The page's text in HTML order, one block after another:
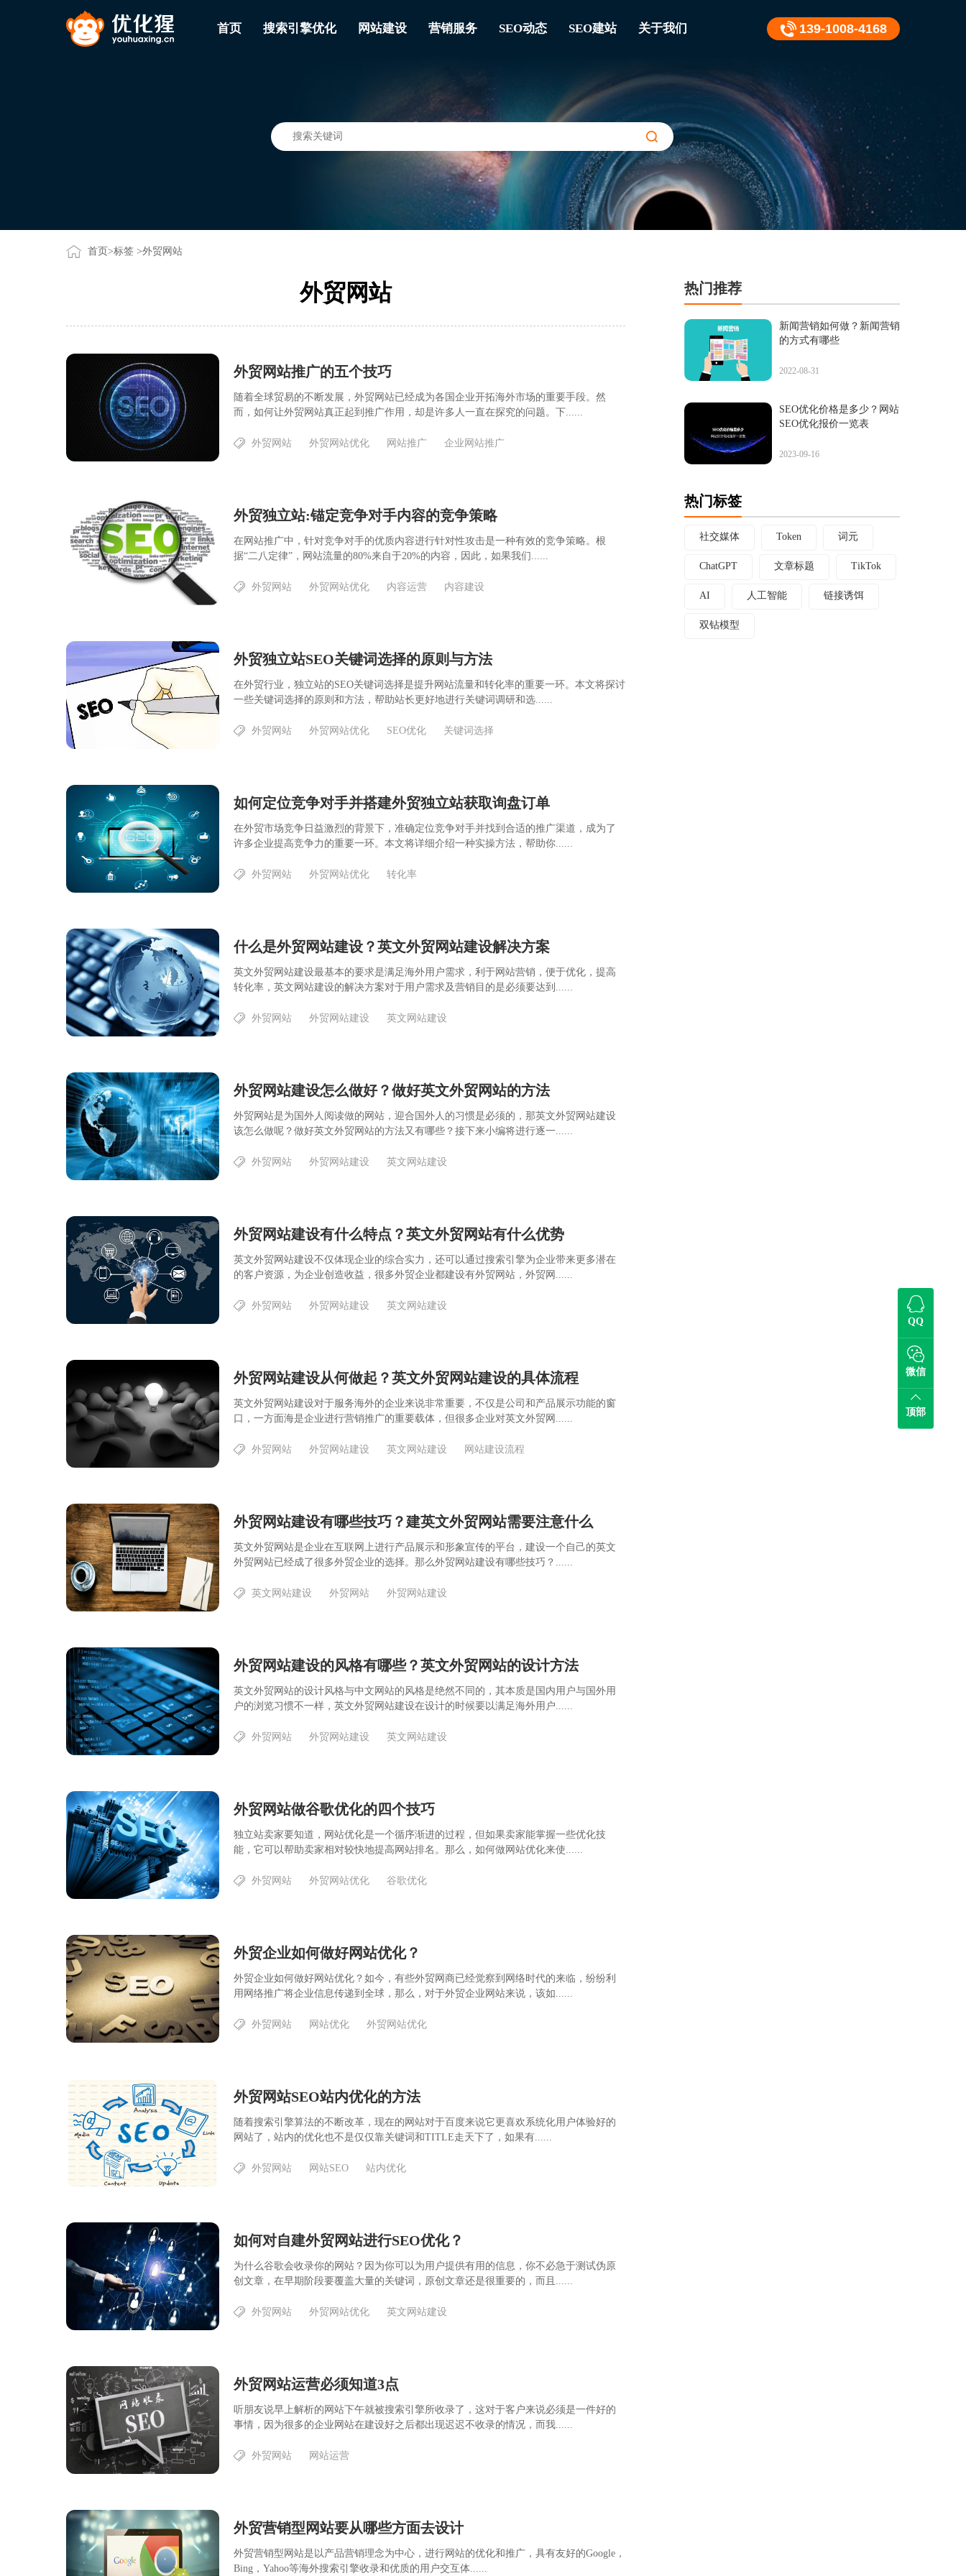
首页 搜索引擎优化 网站建设 营销服务 SEO动态 SEO建站 关于我们 139-1008-4168
首页 >标签 >外贸网站
外贸网站
外贸网站推广的五个技巧
随着全球贸易的不断发展，外贸网站已经成为各国企业开拓海外市场的重要手段。然
而，如何让外贸网站真正起到推广作用，却是许多人一直在探究的问题。下......
外贸网站 外贸网站优化 网站推广 企业网站推广
外贸独立站:锚定竞争对手内容的竞争策略
在网站推广中，针对竞争对手的优质内容进行针对性攻击是一种有效的竞争策略。根
据“二八定律”，网站流量的80%来自于20%的内容，因此，如果我们......
外贸网站 外贸网站优化 内容运营 内容建设
外贸独立站SEO关键词选择的原则与方法
在外贸行业，独立站的SEO关键词选择是提升网站流量和转化率的重要一环。本文将探讨
一些关键词选择的原则和方法，帮助站长更好地进行关键词调研和选......
外贸网站 外贸网站优化 SEO优化 关键词选择
如何定位竞争对手并搭建外贸独立站获取询盘订单
在外贸市场竞争日益激烈的背景下，准确定位竞争对手并找到合适的推广渠道，成为了
许多企业提高竞争力的重要一环。本文将详细介绍一种实操方法，帮助你......
外贸网站 外贸网站优化 转化率
什么是外贸网站建设？英文外贸网站建设解决方案
英文外贸网站建设最基本的要求是满足海外用户需求，利于网站营销，便于优化，提高
转化率，英文网站建设的解决方案对于用户需求及营销目的是必须要达到......
外贸网站 外贸网站建设 英文网站建设
外贸网站建设怎么做好？做好英文外贸网站的方法
外贸网站是为国外人阅读做的网站，迎合国外人的习惯是必须的，那英文外贸网站建设
该怎么做呢？做好英文外贸网站的方法又有哪些？接下来小编将进行逐一......
外贸网站 外贸网站建设 英文网站建设
外贸网站建设有什么特点？英文外贸网站有什么优势
英文外贸网站建设不仅体现企业的综合实力，还可以通过搜索引擎为企业带来更多潜在
的客户资源，为企业创造收益，很多外贸企业都建设有外贸网站，外贸网......
外贸网站 外贸网站建设 英文网站建设
外贸网站建设从何做起？英文外贸网站建设的具体流程
英文外贸网站建设对于服务海外的企业来说非常重要，不仅是公司和产品展示功能的窗
口，一方面海是企业进行营销推广的重要载体，但很多企业对英文外贸网......
外贸网站 外贸网站建设 英文网站建设 网站建设流程
外贸网站建设有哪些技巧？建英文外贸网站需要注意什么
英文外贸网站是企业在互联网上进行产品展示和形象宣传的平台，建设一个自己的英文
外贸网站已经成了很多外贸企业的选择。那么外贸网站建设有哪些技巧？......
英文网站建设 外贸网站 外贸网站建设
外贸网站建设的风格有哪些？英文外贸网站的设计方法
英文外贸网站的设计风格与中文网站的风格是绝然不同的，其本质是国内用户与国外用
户的浏览习惯不一样，英文外贸网站建设在设计的时候要以满足海外用户......
外贸网站 外贸网站建设 英文网站建设
外贸网站做谷歌优化的四个技巧
独立站卖家要知道，网站优化是一个循序渐进的过程，但如果卖家能掌握一些优化技
能，它可以帮助卖家相对较快地提高网站排名。那么，如何做网站优化来使......
外贸网站 外贸网站优化 谷歌优化
外贸企业如何做好网站优化？
外贸企业如何做好网站优化？如今，有些外贸网商已经觉察到网络时代的来临，纷纷利
用网络推广将企业信息传递到全球，那么，对于外贸企业网站来说，该如......
外贸网站 网站优化 外贸网站优化
外贸网站SEO站内优化的方法
随着搜索引擎算法的不断改革，现在的网站对于百度来说它更喜欢系统化用户体验好的
网站了，站内的优化也不是仅仅靠关键词和TITLE走天下了，如果有......
外贸网站 网站SEO 站内优化
如何对自建外贸网站进行SEO优化？
为什么谷歌会收录你的网站？因为你可以为用户提供有用的信息，你不必急于测试伪原
创文章，在早期阶段要覆盖大量的关键词，原创文章还是很重要的，而且......
外贸网站 外贸网站优化 英文网站建设
外贸网站运营必须知道3点
听朋友说早上解析的网站下午就被搜索引擎所收录了，这对于客户来说必须是一件好的
事情，因为很多的企业网站在建设好之后都出现迟迟不收录的情况，而我......
外贸网站 网站运营
外贸营销型网站要从哪些方面去设计
外贸营销型网站是以产品营销理念为中心，进行网站的优化和推广，具有友好的Google，
Bing，Yahoo等海外搜索引擎收录和优质的用户交互体......
热门推荐
新闻营销如何做？新闻营销
的方式有哪些
2022-08-31
SEO优化价格是多少？网站
SEO优化报价一览表
2023-09-16
热门标签
社交媒体 Token 词元
ChatGPT 文章标题 TikTok
AI 人工智能 链接诱饵
双钻模型
QQ
微信
顶部